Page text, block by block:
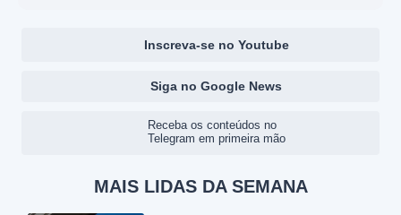
Inscreva-se no Youtube
Siga no Google News
Receba os conteúdos no
Telegram em primeira mão
MAIS LIDAS DA SEMANA